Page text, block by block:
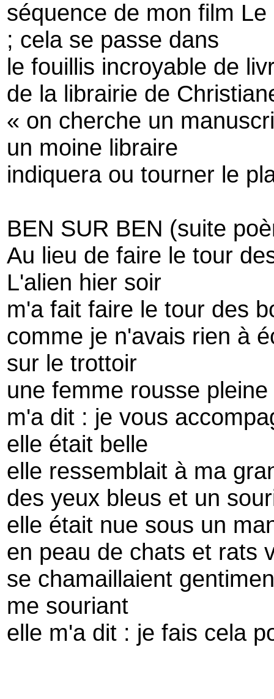
séquence de mon film Le
; cela se passe dans
le fouillis incroyable de
de la librairie de
« on cherche un
un moine libraire
indiquera ou tourner le
BEN SUR BEN (suite
Au lieu de faire le tour
L'alien hier soir
m'a fait faire le tour des
comme je n'avais rien à
sur le trottoir
une femme rousse
m'a dit : je vous
elle était belle
elle ressemblait à ma
des yeux bleus et un
elle était nue sous un
en peau de chats et rats
se chamaillaient
me souriant
elle m'a dit : je fais cela